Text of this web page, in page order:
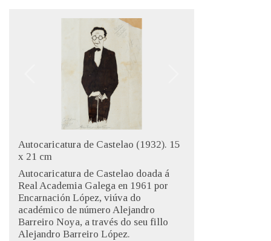
Autocaricatura de Castelao (1932). 15
x 21 cm
Autocaricatura de Castelao doada á
Real Academia Galega en 1961 por
Encarnación López, viúva do
académico de número Alejandro
Barreiro Noya, a través do seu fillo
Alejandro Barreiro López.